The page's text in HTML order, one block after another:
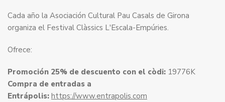
Cada año la Asociación Cultural Pau Casals de Girona
organiza el Festival Clàssics L'Escala-Empúries.
Ofrece:
Promoción 25% de descuento con el còdi: 19776K
Compra de entradas a
Entrápolis: https://www.entrapolis.com